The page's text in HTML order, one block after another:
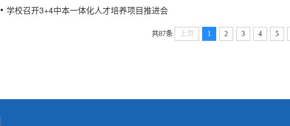
学校召开3+4中本一体化人才培养项目推进会
共87条 上页 1 2 3 4 5